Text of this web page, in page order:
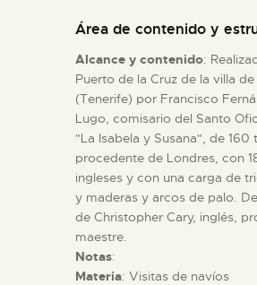
Área de contenido y
Alcance y contenido:
Puerto de la Cruz de la villa
(Tenerife) por Francisco
Lugo, comisario del Santo
"La Isabela y Susana", de 160
procedente de Londres, con
ingleses y con una carga de
y maderas y arcos de palo.
de Christopher Cary, inglés,
maestre.
Notas:
Materia: Visitas de navíos